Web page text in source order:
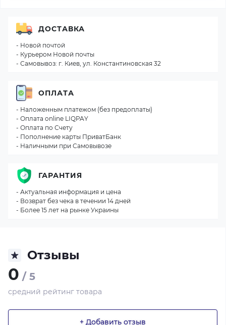
Отзывы
0 / 5
средний рейтинг товара
+ Добавить отзыв
ДОСТАВКА
- Новой почтой
- Курьером Новой почты
- Самовывоз: г. Киев, ул. Константиновская 32
ОПЛАТА
- Наложенным платежом (без предоплаты)
- Оплата online LIQPAY
- Оплата по Счету
- Пополнение карты ПриватБанк
- Наличными при Самовывозе
ГАРАНТИЯ
- Актуальная информация и цена
- Возврат без чека в течении 14 дней
- Более 15 лет на рынке Украины